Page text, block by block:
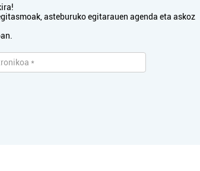
asteburuko egitarauen agenda eta askoz